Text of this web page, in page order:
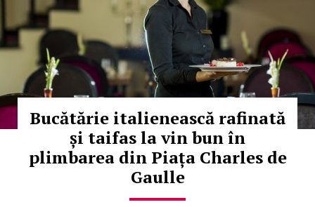
Bucătărie italienească rafinată
și taifas la vin bun în
plimbarea din Piața Charles de
Gaulle